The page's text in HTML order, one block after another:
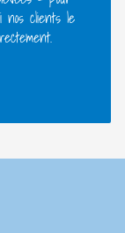
nos clients le